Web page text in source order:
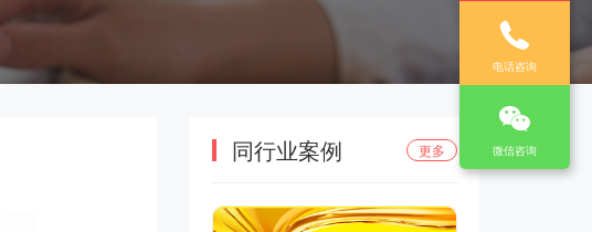
电话咨询
微信咨询
同行业案例 更多